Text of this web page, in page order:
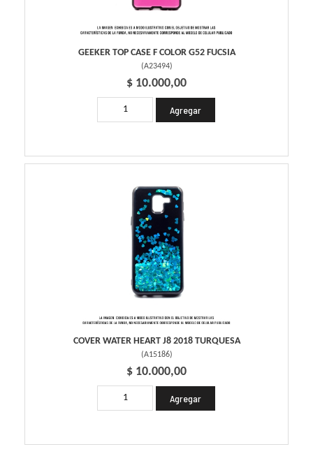
GEEKER TOP CASE F COLOR G52 FUCSIA
(A23494)
$ 10.000,00
COVER WATER HEART J8 2018 TURQUESA
(A15186)
$ 10.000,00